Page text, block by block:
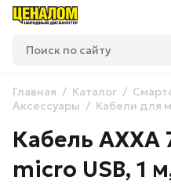
Главная Каталог
Аксессуары
Кабели для
Кабель AXXA
micro USB, 1